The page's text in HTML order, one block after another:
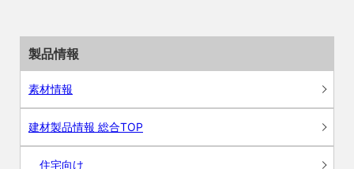
製品情報
素材情報
建材製品情報 総合TOP
住宅向け